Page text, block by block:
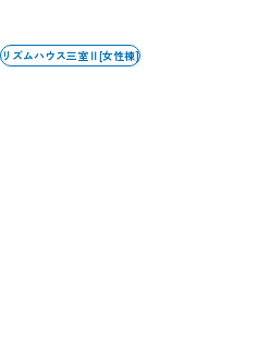
リズムハウス三室Ⅱ[女性棟]